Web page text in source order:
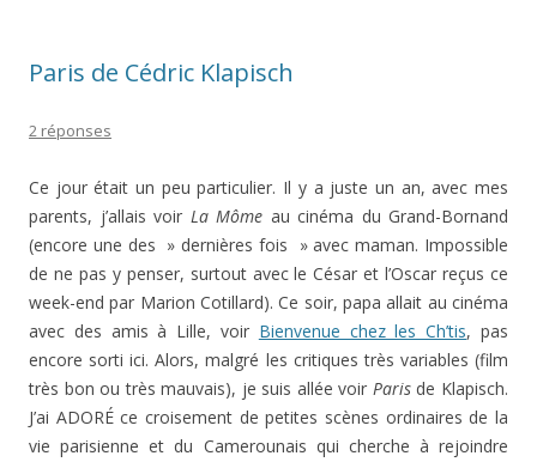
Paris de Cédric Klapisch
2 réponses
Ce jour était un peu particulier. Il y a juste un an, avec mes
parents, j’allais voir La Môme au cinéma du Grand-Bornand
(encore une des » dernières fois » avec maman. Impossible
de ne pas y penser, surtout avec le César et l’Oscar reçus ce
week-end par Marion Cotillard). Ce soir, papa allait au cinéma
avec des amis à Lille, voir Bienvenue chez les Ch’tis, pas
encore sorti ici. Alors, malgré les critiques très variables (film
très bon ou très mauvais), je suis allée voir Parisde Klapisch.
J’ai ADORÉ ce croisement de petites scènes ordinaires de la
vie parisienne et du Camerounais qui cherche à rejoindre